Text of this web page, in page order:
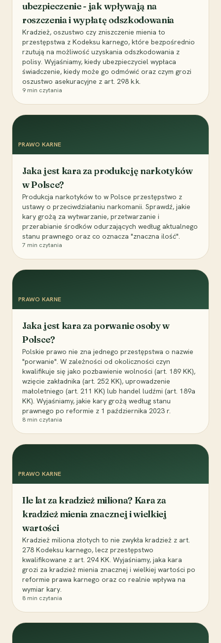
ubezpieczenie - jak wpływają na
roszczenia i wypłatę odszkodowania
Kradzież, oszustwo czy zniszczenie mienia to
przestępstwa z Kodeksu karnego, które bezpośrednio
rzutują na możliwość uzyskania odszkodowania z
polisy. Wyjaśniamy, kiedy ubezpieczyciel wypłaca
świadczenie, kiedy może go odmówić oraz czym grozi
oszustwo asekuracyjne z art. 298 k.k.
9 min czytania
PRAWO KARNE
Jaka jest kara za produkcję narkotyków
w Polsce?
Produkcja narkotyków to w Polsce przestępstwo z
ustawy o przeciwdziałaniu narkomanii. Sprawdź, jakie
kary grożą za wytwarzanie, przetwarzanie i
przerabianie środków odurzających według aktualnego
stanu prawnego oraz co oznacza "znaczna ilość".
7 min czytania
PRAWO KARNE
Jaka jest kara za porwanie osoby w
Polsce?
Polskie prawo nie zna jednego przestępstwa o nazwie
"porwanie". W zależności od okoliczności czyn
kwalifikuje się jako pozbawienie wolności (art. 189 KK),
wzięcie zakładnika (art. 252 KK), uprowadzenie
małoletniego (art. 211 KK) lub handel ludźmi (art. 189a
KK). Wyjaśniamy, jakie kary grożą według stanu
prawnego po reformie z 1 października 2023 r.
8 min czytania
PRAWO KARNE
Ile lat za kradzież miliona? Kara za
kradzież mienia znacznej i wielkiej
wartości
Kradzież miliona złotych to nie zwykła kradzież z art.
278 Kodeksu karnego, lecz przestępstwo
kwalifikowane z art. 294 KK. Wyjaśniamy, jaka kara
grozi za kradzież mienia znacznej i wielkiej wartości po
reformie prawa karnego oraz co realnie wpływa na
wymiar kary.
8 min czytania